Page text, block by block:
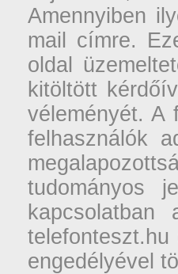
Amennyiben
mail címre.
oldal
kitöltött
véleményét. A
felhasználók
tudományos
engedélyével